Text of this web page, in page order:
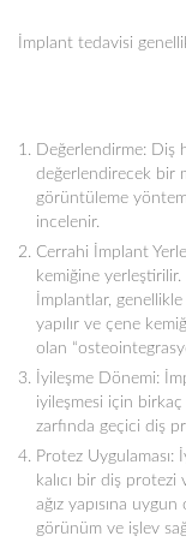
İmplant tedavisi
Değerlendirme: Diş
değerlendirecek bir
görüntüleme
incelenir.
Cerrahi İmplant
kemiğine yerleştirilir.
İmplantlar,
yapılır ve çene
olan
İyileşme Dönemi:
iyileşmesi için
zarfında geçici diş
Protez Uygulaması:
kalıcı bir diş
ağız yapısına
görünüm ve işlev